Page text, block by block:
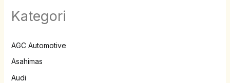
Kategori
AGC Automotive
Asahimas
Audi